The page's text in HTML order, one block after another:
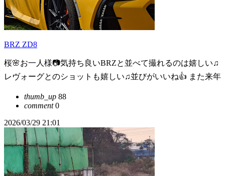
BRZ ZD8
桜🌸お一人様📷️気持ち良いBRZと並べて撮れるのは嬉しい♫
レヴォーグとのショットも嬉しい♫並びがいいね👍 また来年
thumb_up 88
comment0
2026/03/29 21:01